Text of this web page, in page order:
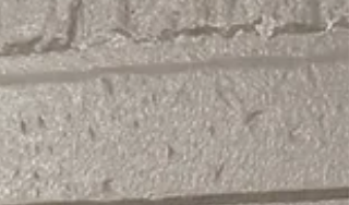
温かいお言葉をいただけることを大変嬉しく思っ
ております。 お客様からいただいた貴重なご意
見、口コミは、私たちにとって大きな励みになり
ます。 日ごろからお客様の声に耳を傾け、より
いサービスの提供に努めてまいります！ お客様
らいただく口コミには、 ・職人の対応が丁寧だ
た ・工事内容の説明が分かりやすかった ・仕上
りが想像以上だった ・安心して任せることがで
た ・細かな要望にも対応してくれた など、多く